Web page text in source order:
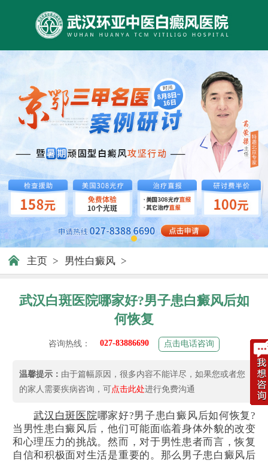
主页 > 男性白癜风 >
武汉白斑医院哪家好?男子患白癜风后如
何恢复
咨询热线： 027-83886690 点击电话咨询
温馨提示： 由于篇幅原因，很多内容不能详尽，如果您或者您
的家人需要疾病咨询，可点击此处进行免费沟通
武汉白斑医院哪家好?男子患白癜风后如何恢复?
当男性患白癜风后，他们可能面临着身体外貌的改变
和心理压力的挑战。然而，对于男性患者而言，恢复
自信和积极面对生活是重要的。那么男子患白癜风后